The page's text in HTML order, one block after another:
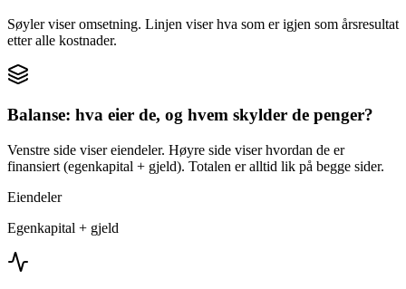
Søyler viser omsetning. Linjen viser hva som er igjen som årsresultat
etter alle kostnader.
Balanse: hva eier de, og hvem skylder de penger?
Venstre side viser eiendeler. Høyre side viser hvordan de er
finansiert (egenkapital + gjeld). Totalen er alltid lik på begge sider.
Eiendeler
Egenkapital + gjeld